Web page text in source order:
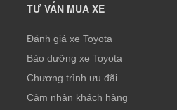
TƯ VẤN MUA XE
Đánh giá xe Toyota
Bảo dưỡng xe Toyota
Chương trình ưu đãi
Cảm nhận khách hàng